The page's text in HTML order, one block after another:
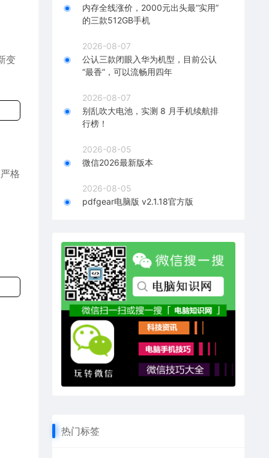
变
格
内存全线涨价，2000元出头最“实用”
的三款512GB手机
2026-08-07
公认三款闭眼入华为机型，目前公认
“最香”，可以流畅用四年
2026-08-07
别乱吹大电池，实测 8 月手机续航排
行榜！
2026-08-05
微信2026最新版本
2026-08-05
pdfgear电脑版 v2.1.18官方版
热门标签